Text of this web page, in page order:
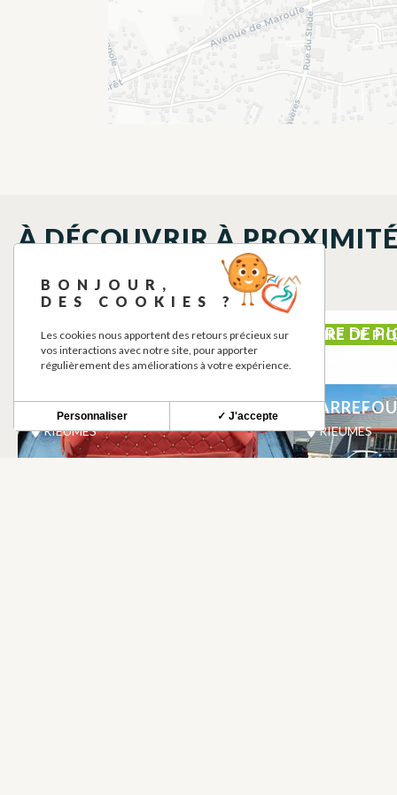
À DÉCOUVRIR À PROXIMITÉ
PISCINE
PISCINE MUNICIPALE
RIEUMES
AIRE DE
AIRE DE
LES DULCES DE JAMALI
RIEUMES RIEUMES
BONJOUR,
DES COOKIES ?
Les cookies nous apportent des retours précieux sur
vos interactions avec notre site, pour apporter
régulièrement des améliorations à votre expérience.
✓ J'accepte
Personnaliser